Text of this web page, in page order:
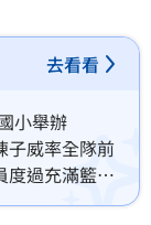
去看看
小舉辦
子威率全隊前
度過充滿籃球
畢業的大四